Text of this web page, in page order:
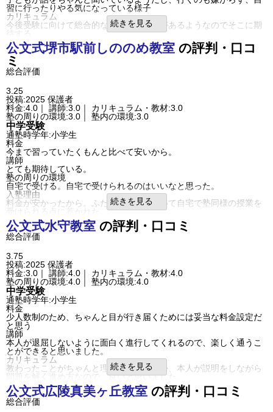
もっと塾の曜日を増やして欲しい。
他の習い事をしているため、週に3日しかやっていないとなかなか通
うことが難しい時もありました。
総合評価
近所で良かった。
正座で勉強だったことは大変でした。また
通える曜日が限られていたことごこの評価点数の理由です。
利用内容
進学できた学校
通塾の目的
目的の達成度
あまり達成できなかった
通塾頻度
週2日
1日あたりの授業時間
成績/偏差値変化
成績/偏差値推移
塾の雰囲気
自由 平均 厳しい
口コミ投稿者ID:2640479
不適切な口コミを報告する
大鋸教室の教室情報を見る
習に行ったりやる気になっている様子
カリキュラム
今後受験に向けて総合的なカリキュラムがあるようなのでそこに期
待する
塾の周りの環境
駅に近く人通りがあり暗すぎず、かといって賑やかすぎず、家から
そう遠くなく自転車で一人でも通いやすく、車での送迎もしやすい
塾内の環境
授業がない日も自習できるようである
はある
入塾理由
友達が通っていたこと、料金が周辺では高くない方だと思ったこと
良いところや要望
単純に本人のやる気があがり勉強量が増えたと思う
頼りない講師もいると言っているのか不安
総合評価
何より本人が勉強する意識を持ち勉強量が増えたことが評価できる
成績に結びつくかどうかがこれからの判断
利用内容
通っていた学校
進学できた学校
公立中学校
通塾の目的
高校受験
通塾頻度
週3日
間
成績/偏差値変化
STAY
成績/偏差値推移
塾の雰囲気
自由 平均
厳しい
口コミ投稿者ID:2639513
不適切な口コミを報告する
おおたかの森教室の教室情報を見る
続きを見る
公文式堺市駅前しののめ教室 の評判・口コ
ミ
総合評価
3.25
投稿:2025 保護者
料金:4.0｜ 講師:3.0｜ カリキュラム・教材:3.0
塾の周りの環境:3.0｜ 塾内の環境:3.0
中学受験
通塾時学年:小学生
料金
今まで習っていたくもんと比べて安いから。
講師
とても期待している。
塾の周りの環境
自宅で受ける。自宅で受けられるのはいいなと思った。
入塾理由
料金が安かったから。ふだん仕事をしていて自宅で塾同様の授業を
受けられる点に惹かれた。
利用内容
通っていた学校
公立小学校
進学できた学校
1日あたりの授業時間
成績/偏差値変化
STAY
成績/偏差値推移
入塾時:平均→入塾後:
塾の雰囲気
自由 平均 厳しい
口コミ投稿者ID:2625204
不適切な口コミを報告する
堺市駅前しののめ教室の教室情報を見る
続きを見る
公文式水守教室 の評判・口コミ
総合評価
3.75
投稿:2025 保護者
料金:3.0｜ 講師:4.0｜ カリキュラム・教材:4.0
塾の周りの環境:4.0｜ 塾内の環境:4.0
中学受験
通塾時学年:小学生
料金
少人数制のため、ちゃんと目が行き届くためには妥当な料金設定だ
と思う
講師
本人が退屈しないように面白く進行してくれるので、楽しく通うこ
とができると思いました。
カリキュラム
教わったことがちゃんと理解できているか、本人が説明をしながら
問題を解く進め方なので、良いと思いました。
塾の周りの環境
大通りから一本入った所にあるので、治安は良いです。駐車場もち
ゃんと確保されているので安心です。自宅から混んでなければ車で
続きを見る
公文式広陵真美ヶ丘教室 の評判・口コミ
総合評価